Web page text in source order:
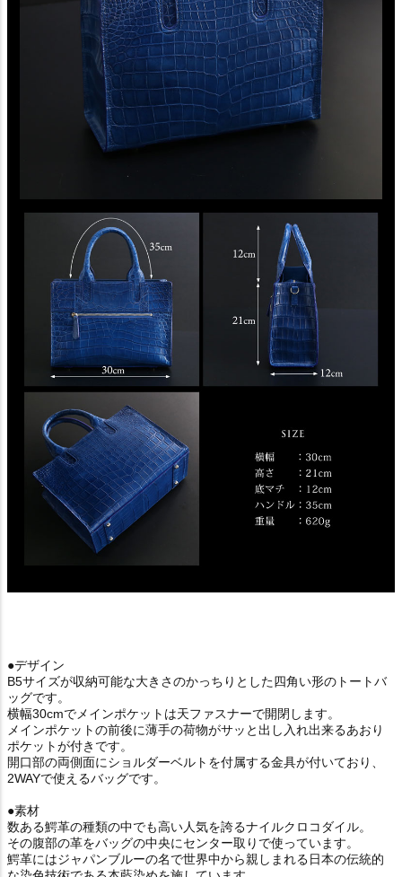
●デザイン
B5サイズが収納可能な大きさのかっちりとした四角い形のトートバ
ッグです。
横幅30cmでメインポケットは天ファスナーで開閉します。
メインポケットの前後に薄手の荷物がサッと出し入れ出来るあおり
ポケットが付きです。
開口部の両側面にショルダーベルトを付属する金具が付いており、
2WAYで使えるバッグです。
●素材
数ある鰐革の種類の中でも高い人気を誇るナイルクロコダイル。
その腹部の革をバッグの中央にセンター取りで使っています。
鰐革にはジャパンブルーの名で世界中から親しまれる日本の伝統的